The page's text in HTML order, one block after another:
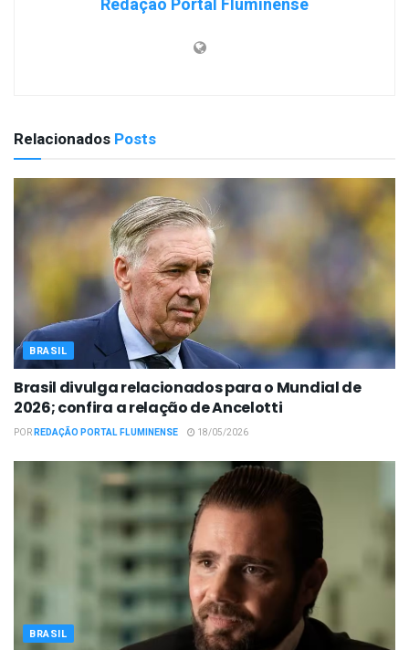
Redação Portal Fluminense
Relacionados Posts
BRASIL
Brasil divulga relacionados para o Mundial de
2026; confira a relação de Ancelotti
PORREDAÇÃO PORTAL FLUMINENSE 18/05/2026
BRASIL